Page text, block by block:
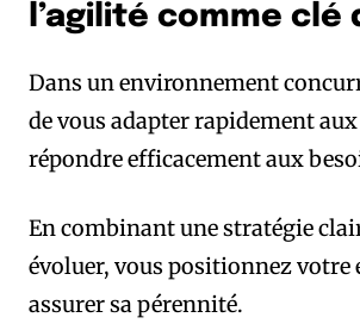
l’agilité comme clé
Dans un environnement
de vous adapter rapidement
répondre efficacement aux
En combinant une stratégie
évoluer, vous positionnez votre
assurer sa pérennité.